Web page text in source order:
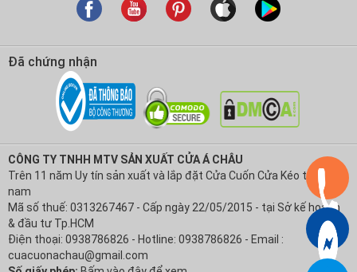
Đã chứng nhận
CÔNG TY TNHH MTV SẢN XUẤT CỬA Á CHÂU
Trên 11 năm Uy tín sản xuất và lắp đặt Cửa Cuốn Cửa Kéo tại Việt
nam
Mã số thuế: 0313267467 - Cấp ngày 22/05/2015 - tại Sở kế hoạch
& đầu tư Tp.HCM
Điện thoại: 0938786826 - Hotline: 0938786826 - Email :
cuacuonachau@gmail.com